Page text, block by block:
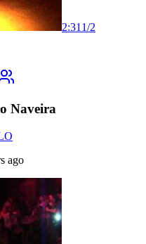
2:311/2
Naveira
ago